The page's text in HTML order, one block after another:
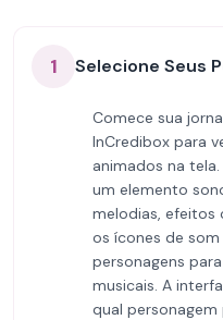
1 Selecione Seus
Comece sua
InCredibox para
animados na
um elemento
melodias, efeitos
os ícones de
personagens
musicais. A
qual